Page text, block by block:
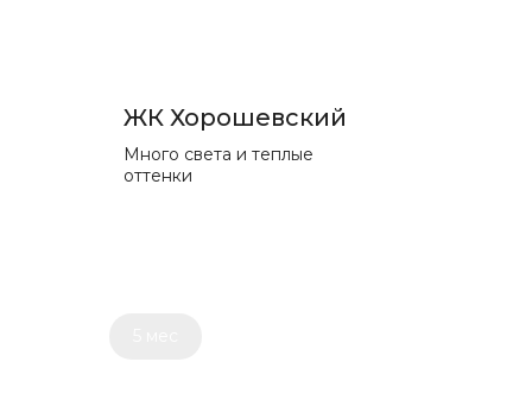
ЖК Хорошевский
Много света и теплые
оттенки